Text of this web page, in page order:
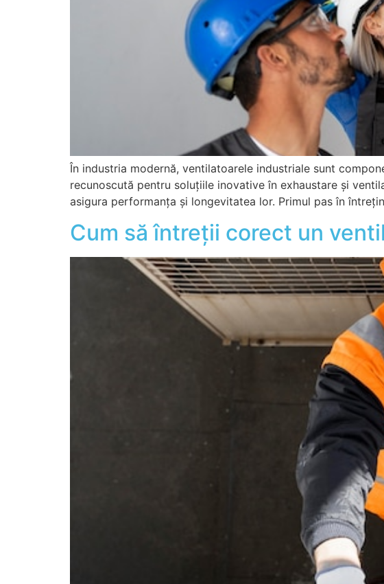
În industria modernă, ventilatoarele industriale sunt
recunoscută pentru soluțiile inovative în exhaustare și
asigura performanța și longevitatea lor. Primul pas în
Cum să întreții corect un